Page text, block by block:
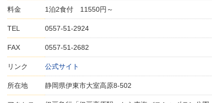
料金 1泊2食付 11550円～
TEL 0557-51-2924
FAX 0557-51-2682
リンク 公式サイト
所在地 静岡県伊東市大室高原8-502